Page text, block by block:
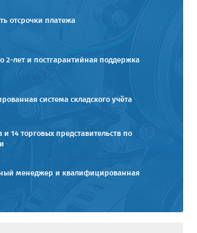
отсрочки платежа
2-лет и постгарантийная поддержка
система складского учёта
14 торговых представительств по
менеджер и квалифицированная